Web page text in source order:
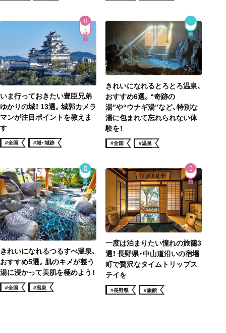
城・城跡
いま行っておきたい豊臣兄弟
ゆかりの城！ 13選。城郭カメラ
マンが注目ポイントを教えま
す
#全国 #城・城跡
きれいになれるとろとろ温泉、
おすすめ6選。“奇跡の
湯”や“ウナギ湯”など、特別な
湯に包まれて忘れられない体
験を！
#全国 #温泉
きれいになれるつるすべ温泉、
おすすめ5選。肌のキメが整う
湯に浸かって美肌を極めよう！
#全国 #温泉
一度は泊まりたい憧れの旅籠3
選！ 長野県・中山道沿いの宿場
町で贅沢なタイムトリップス
テイを
#長野県 #旅館